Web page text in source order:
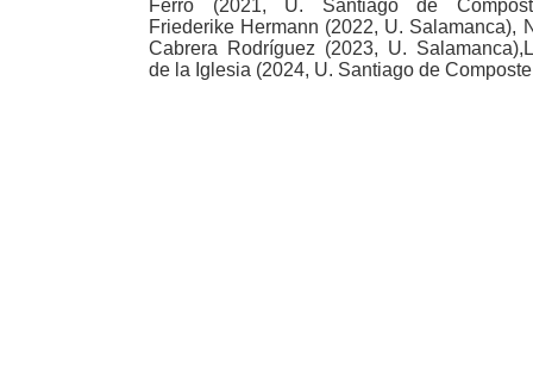
Ferro (2021, U. Santiago de
Friederike Hermann (2022, U. Salamanca),
Cabrera Rodríguez (2023, U.
de la Iglesia (2024, U. Santiago de